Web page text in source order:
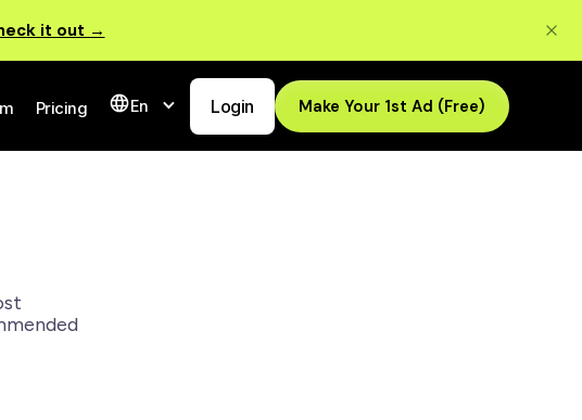
it out →
Pricing En Login Make Your 1st Ad (Free)